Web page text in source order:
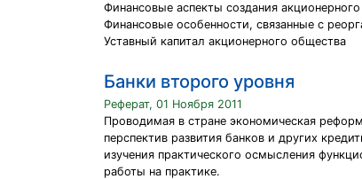
Финансовые аспекты создания
Финансовые особенности, связанные с
Уставный капитал акционерного общества
Банки второго уровня
Реферат, 01 Ноября 2011
Проводимая в стране экономическая
перспектив развития банков и других
изучения практического осмысления
работы на практике.